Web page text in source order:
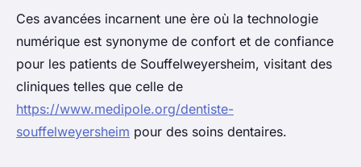
Ces avancées incarnent une ère où la technologie
numérique est synonyme de confort et de confiance
pour les patients de Souffelweyersheim, visitant des
cliniques telles que celle de
https://www.medipole.org/dentiste-
souffelweyersheim pour des soins dentaires.